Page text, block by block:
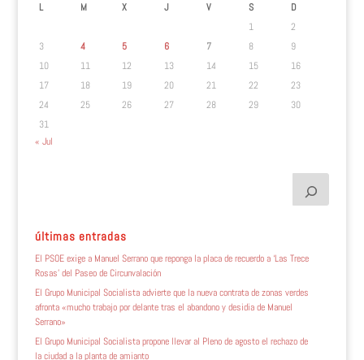
L M X J V S
D
1
2
3
4 5 6 7 8
9
10
11 12 13 14 15
16
17
18 19 20 21 22
23
24
25 26 27 28 29
30
31
« Jul
últimas entradas
El PSOE exige a Manuel Serrano que reponga la placa de recuerdo a ‘Las Trece
Rosas’ del Paseo de Circunvalación
El Grupo Municipal Socialista advierte que la nueva contrata de zonas verdes
afronta «mucho trabajo por delante tras el abandono y desidia de Manuel
Serrano»
El Grupo Municipal Socialista propone llevar al Pleno de agosto el rechazo de
la ciudad a la planta de amianto